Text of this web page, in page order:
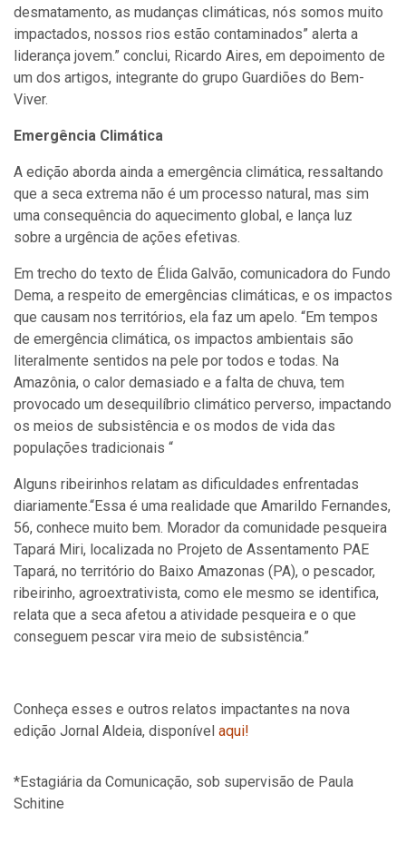
desmatamento, as mudanças climáticas, nós somos muito
impactados, nossos rios estão contaminados” alerta a
liderança jovem.” conclui, Ricardo Aires, em depoimento de
um dos artigos, integrante do grupo Guardiões do Bem-
Viver.
Emergência Climática
A edição aborda ainda a emergência climática, ressaltando
que a seca extrema não é um processo natural, mas sim
uma consequência do aquecimento global, e lança luz
sobre a urgência de ações efetivas.
Em trecho do texto de Élida Galvão, comunicadora do Fundo
Dema, a respeito de emergências climáticas, e os impactos
que causam nos territórios, ela faz um apelo. “Em tempos
de emergência climática, os impactos ambientais são
literalmente sentidos na pele por todos e todas. Na
Amazônia, o calor demasiado e a falta de chuva, tem
provocado um desequilíbrio climático perverso, impactando
os meios de subsistência e os modos de vida das
populações tradicionais “
Alguns ribeirinhos relatam as dificuldades enfrentadas
diariamente.“Essa é uma realidade que Amarildo Fernandes,
56, conhece muito bem. Morador da comunidade pesqueira
Tapará Miri, localizada no Projeto de Assentamento PAE
Tapará, no território do Baixo Amazonas (PA), o pescador,
ribeirinho, agroextrativista, como ele mesmo se identifica,
relata que a seca afetou a atividade pesqueira e o que
conseguem pescar vira meio de subsistência.”
Conheça esses e outros relatos impactantes na nova
edição Jornal Aldeia, disponível aqui!
*Estagiária da Comunicação, sob supervisão de Paula
Schitine